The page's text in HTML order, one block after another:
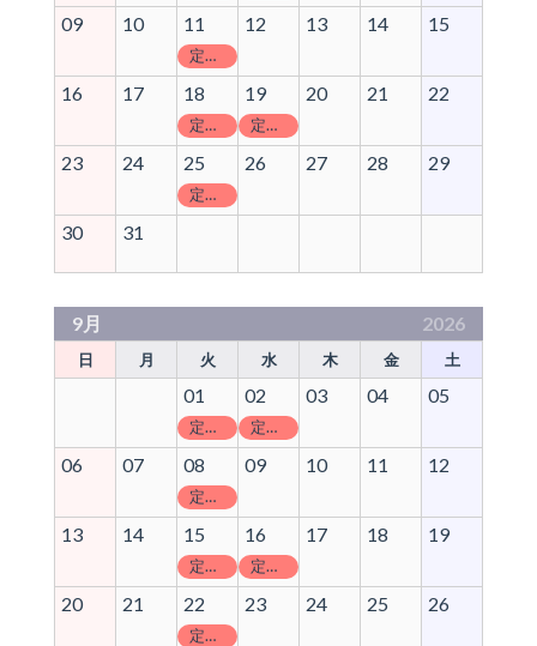
09 10 11
定休日
12 13 14 15
16 17 18
定休日
19
定休日
20 21 22
23 24 25
定休日
26 27 28 29
30 31
9月 2026
日 月 火 水 木 金 土
01
定休日
02
定休日
03 04 05
06 07 08
定休日
09 10 11 12
13 14 15
定休日
16
定休日
17 18 19
20 21 22
定休日
23 24 25 26